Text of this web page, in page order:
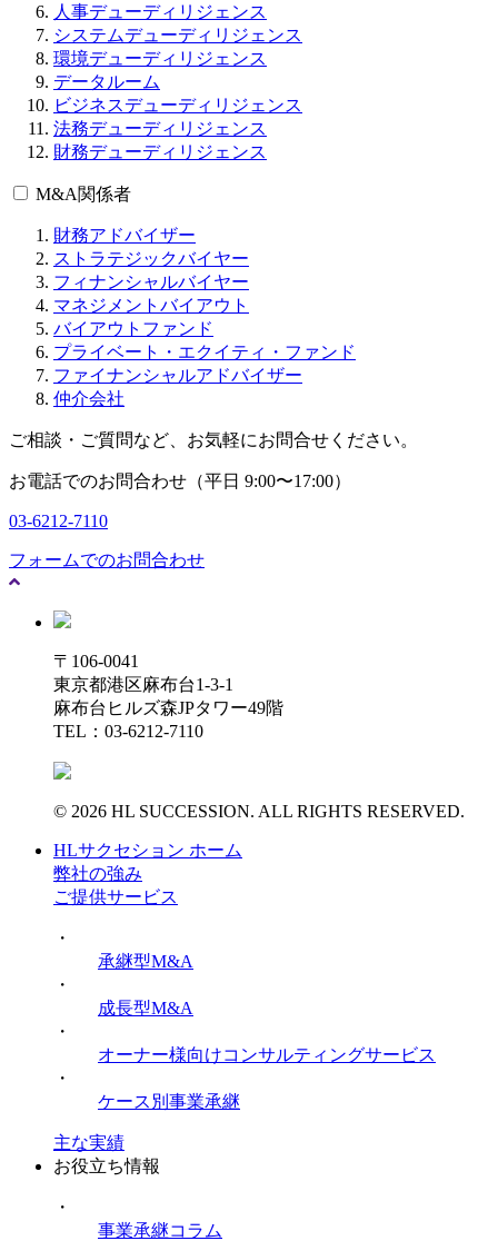
人事デューディリジェンス
システムデューディリジェンス
環境デューディリジェンス
データルーム
ビジネスデューディリジェンス
法務デューディリジェンス
財務デューディリジェンス
M&A関係者
財務アドバイザー
ストラテジックバイヤー
フィナンシャルバイヤー
マネジメントバイアウト
バイアウトファンド
プライベート・エクイティ・ファンド
ファイナンシャルアドバイザー
仲介会社
ご相談・ご質問など、お気軽にお問合せください。
お電話でのお問合わせ（平日 9:00〜17:00）
03-6212-7110
フォームでのお問合わせ
〒106-0041
東京都港区麻布台1-3-1
麻布台ヒルズ森JPタワー49階
TEL：03-6212-7110
© 2026 HL SUCCESSION. ALL RIGHTS RESERVED.
HLサクセション ホーム
弊社の強み
ご提供サービス
・
承継型M&A
・
成長型M&A
・
オーナー様向けコンサルティングサービス
・
ケース別事業承継
主な実績
お役立ち情報
・
事業承継コラム